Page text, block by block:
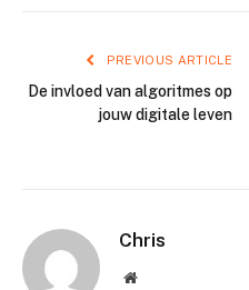
PREVIOUS ARTICLE
De invloed van algoritmes op
jouw digitale leven
Chris
Website